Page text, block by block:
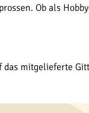
Ob als
mitgelieferte